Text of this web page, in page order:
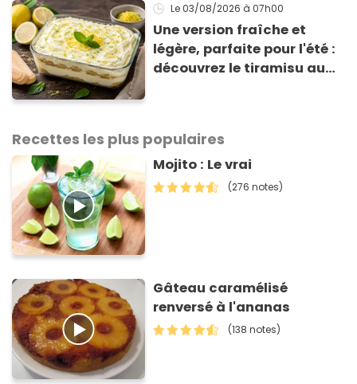
Le 03/08/2026 à 07h00
Une version fraîche et
légère, parfaite pour l'été :
découvrez le tiramisu au
Recettes les plus populaires
Mojito : Le vrai
(276 notes)
Gâteau caramélisé
renversé à l'ananas
(138 notes)